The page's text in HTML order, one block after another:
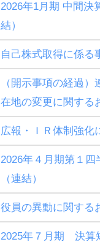
2026年1月期 中間決
結）
自己株式取得に係る
（開示事項の経過
在地の変更に関する
広報・ＩＲ体制強化
2026年４月期第１四
（連結）
役員の異動に関する
2025年７月期 決算